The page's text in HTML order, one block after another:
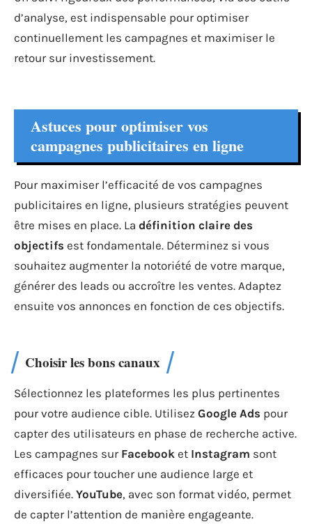
d’analyse, est indispensable pour optimiser
continuellement les campagnes et maximiser le
retour sur investissement.
Astuces pour optimiser vos
campagnes publicitaires en ligne
Pour maximiser l’efficacité de vos campagnes
publicitaires en ligne, plusieurs stratégies peuvent
être mises en place. La définition claire des
objectifs est fondamentale. Déterminez si vous
souhaitez augmenter la notoriété de votre marque,
générer des leads ou accroître les ventes. Adaptez
ensuite vos annonces en fonction de ces objectifs.
Choisir les bons canaux
Sélectionnez les plateformes les plus pertinentes
pour votre audience cible. Utilisez Google Ads pour
capter des utilisateurs en phase de recherche active.
Les campagnes sur Facebook et Instagram sont
efficaces pour toucher une audience large et
diversifiée. YouTube, avec son format vidéo, permet
de capter l’attention de manière engageante.